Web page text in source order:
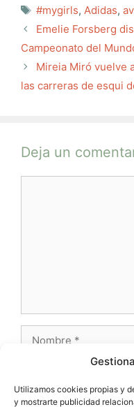
Utilizamos cookies propias y
y mostrarte publicidad
Etiquetas
#mygirls, Adidas,
Emelie Forsberg
Campeonato del
Mireia Miró vuelve
las carreras de esqui
Deja un
electrónico